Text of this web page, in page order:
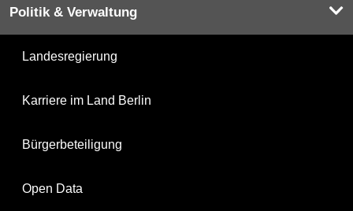
Politik & Verwaltung
Landesregierung
Karriere im Land Berlin
Bürgerbeteiligung
Open Data